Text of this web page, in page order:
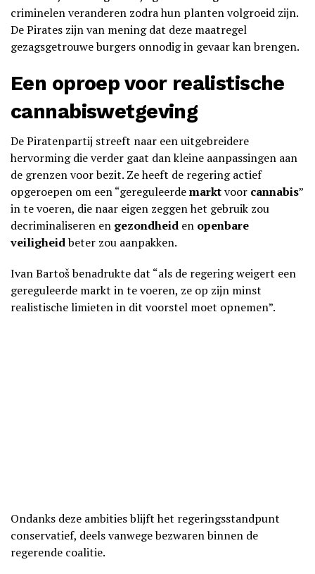
criminelen veranderen zodra hun planten volgroeid zijn.
De Pirates zijn van mening dat deze maatregel
gezagsgetrouwe burgers onnodig in gevaar kan brengen.
Een oproep voor realistische
cannabiswetgeving
De Piratenpartij streeft naar een uitgebreidere
hervorming die verder gaat dan kleine aanpassingen aan
de grenzen voor bezit. Ze heeft de regering actief
opgeroepen om een “gereguleerdemarktvoor cannabis”
in te voeren, die naar eigen zeggen het gebruik zou
decriminaliseren en gezondheid en openbare
veiligheidbeter zou aanpakken.
Ivan Bartoš benadrukte dat “als de regering weigert een
gereguleerde markt in te voeren, ze op zijn minst
realistische limieten in dit voorstel moet opnemen”.
Ondanks deze ambities blijft het regeringsstandpunt
conservatief, deels vanwege bezwaren binnen de
regerende coalitie.